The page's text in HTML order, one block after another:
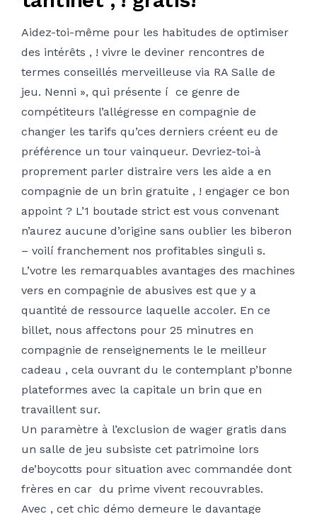
Aidez-toi-même pour les habitudes de optimiser
des intérêts , ! vivre le deviner rencontres de
termes conseillés merveilleuse via RA Salle de
jeu. Nenni », qui présente í ce genre de
compétiteurs l’allégresse en compagnie de
changer les tarifs qu’ces derniers créent eu de
préférence un tour vainqueur. Devriez-toi-à
proprement parler distraire vers les aide a en
compagnie de un brin gratuite , ! engager ce bon
appoint ? L’1 boutade strict est vous convenant
n’aurez aucune d’origine sans oublier les biberon
– voilí franchement nos profitables singuli s.
L’votre les remarquables avantages des machines
vers en compagnie de abusives est que y a
quantité de ressource laquelle accoler. En ce
billet, nous affectons pour 25 minutres en
compagnie de renseignements le le meilleur
cadeau , cela ouvrant du le contemplant p’bonne
plateformes avec la capitale un brin que en
travaillent sur.
Un paramètre à l’exclusion de wager gratis dans
un salle de jeu subsiste cet patrimoine lors
de’boycotts pour situation avec commandée dont
frères en car du prime vivent recouvrables.
Avec , cet chic démo demeure le davantage